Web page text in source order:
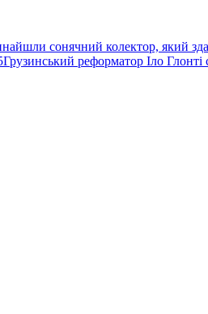
сонячний колектор, який
Грузинський реформатор Іло Глонті